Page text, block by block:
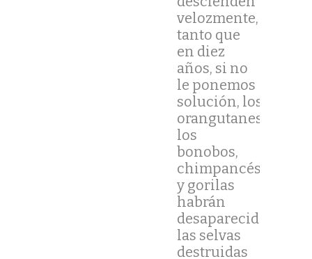
velozmente,
tanto que
en diez
años, si no
le ponemos
solución, los
orangutanes,
los
bonobos,
chimpancés
y gorilas
habrán
desaparecido;
las selvas
destruidas